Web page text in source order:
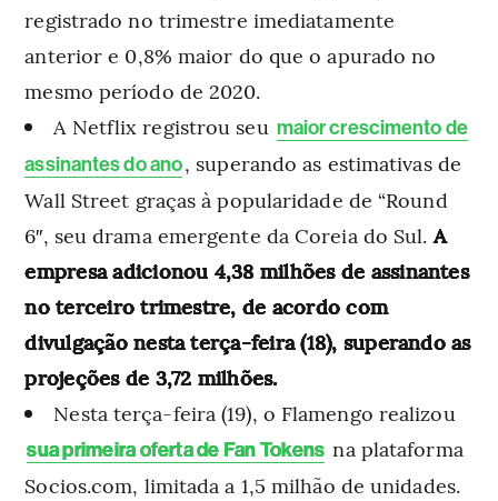
registrado no trimestre imediatamente
anterior e 0,8% maior do que o apurado no
mesmo período de 2020.
A Netflix registrou seu maior crescimento de
assinantes do ano, superando as estimativas de
Wall Street graças à popularidade de “Round
6″, seu drama emergente da Coreia do Sul.A
empresa adicionou 4,38 milhões de assinantes
no terceiro trimestre, de acordo com
divulgação nesta terça-feira (18), superando as
projeções de 3,72 milhões.
Nesta terça-feira (19), o Flamengo realizou
sua primeira oferta de Fan Tokens na plataforma
Socios.com, limitada a 1,5 milhão de unidades.